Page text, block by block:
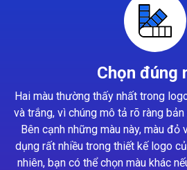
Chọn đúng
Hai màu thường thấy nhất trong
và trắng, vì chúng mô tả rõ ràng
Bên cạnh những màu này, màu
dụng rất nhiều trong thiết kế logo
nhiên, bạn có thể chọn màu khác